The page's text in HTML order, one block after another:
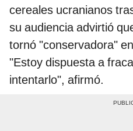
cereales ucranianos
su audiencia advirtió
tornó "conservadora"
"Estoy dispuesta a
intentarlo", afirmó.